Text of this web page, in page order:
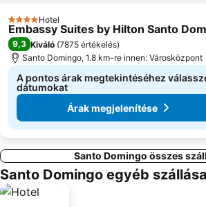
4 Kategória
Hotel
Embassy Suites by Hilton Santo
9,3 Kiváló (7875 értékelés)
Santo Domingo, 1.8 km-re innen: Városközpont
A pontos árak megtekintéséhez
dátumokat
Árak megjelenítése
Santo Domingo összes
Santo Domingo egyéb